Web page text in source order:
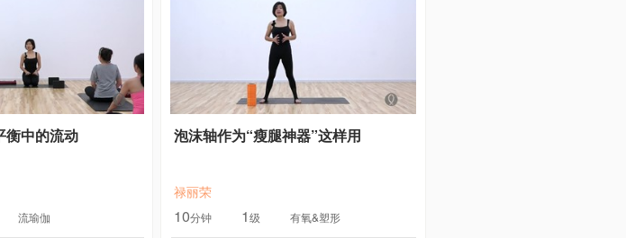
衡中的流动
流瑜伽
泡沫轴作为“瘦腿神器”这样用
禄丽荣
10分钟 1级 有氧&塑形